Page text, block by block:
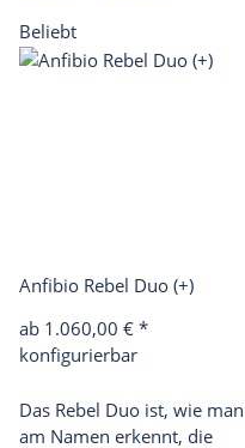
Beliebt
Anfibio Rebel Duo (+)
ab 1.060,00 € *
konfigurierbar
Das Rebel Duo ist, wie man
am Namen erkennt, die